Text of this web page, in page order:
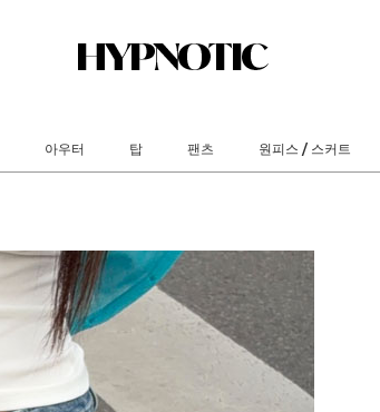
아우터 탑 팬츠 원피스 / 스커트